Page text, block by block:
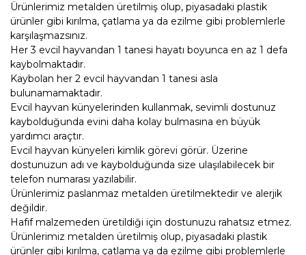
Ürünlerimiz metalden üretilmiş olup, piyasadaki plastik
ürünler gibi kırılma, çatlama ya da ezilme gibi problemlerle
karşılaşmazsınız.
Her 3 evcil hayvandan 1 tanesi hayatı boyunca en az 1 defa
kaybolmaktadır.
Kaybolan her 2 evcil hayvandan 1 tanesi asla
bulunamamaktadır.
Evcil hayvan künyelerinden kullanmak, sevimli dostunuz
kaybolduğunda evini daha kolay bulmasına en büyük
yardımcı araçtır.
Evcil hayvan künyeleri kimlik görevi görür. Üzerine
dostunuzun adı ve kaybolduğunda size ulaşılabilecek bir
telefon numarası yazılabilir.
Ürünlerimiz paslanmaz metalden üretilmektedir ve alerjik
değildir.
Hafif malzemeden üretildiği için dostunuzu rahatsız etmez.
Ürünlerimiz metalden üretilmiş olup, piyasadaki plastik
ürünler gibi kırılma, çatlama ya da ezilme gibi problemlerle